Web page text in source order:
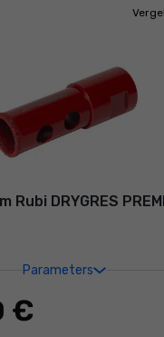
Rubi DRYGRES
Parameters
€